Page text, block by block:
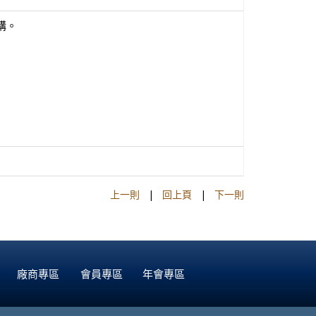
。
上一則 | 回上頁 | 下一則
廠商專區 會員專區 年會專區